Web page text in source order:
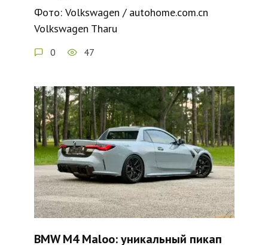
Фото: Volkswagen / autohome.com.cn
Volkswagen Tharu
0 47
BMW M4 Maloo: уникальный пикап